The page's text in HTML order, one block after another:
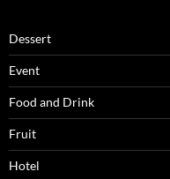
Dessert
Event
Food and Drink
Fruit
Hotel